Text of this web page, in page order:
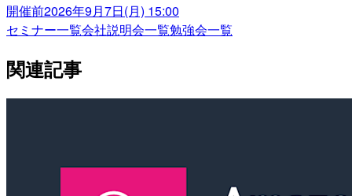
開催前2026年9月7日(月) 15:00
セミナー一覧会社説明会一覧勉強会一覧
関連記事